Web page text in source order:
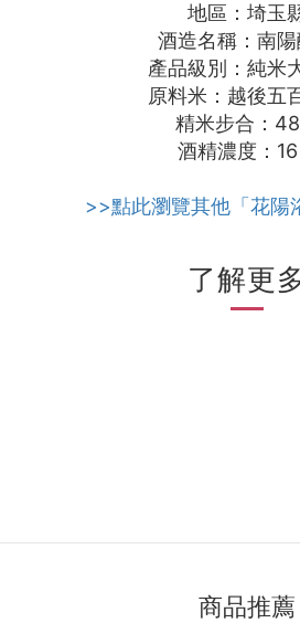
地區：埼玉
酒造名稱：南
產品級別：純米
原料米：越後五
精米步合：
酒精濃度：
>>點此瀏覽其他「花陽
了解更
商品推薦